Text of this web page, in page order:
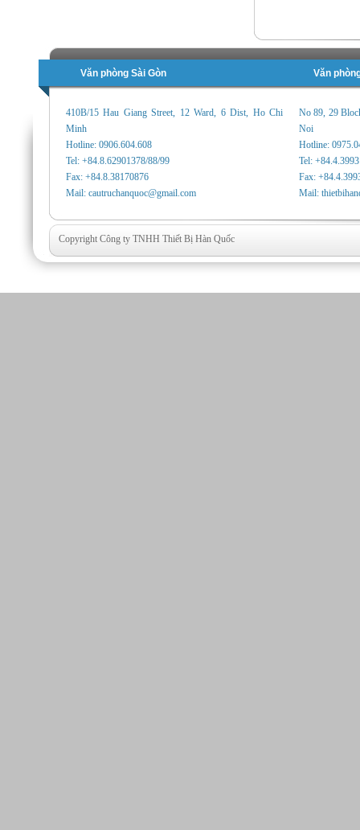
Văn phòng Sài Gòn Văn
410B/15 Hau Giang Street, 12 Ward, 6 Dist, Ho Chi
Minh
Hotline: 0906.604.608
Tel: +84.8.62901378/88/99
Fax: +84.8.38170876
Mail: cautruchanquoc@gmail.com
No 89, 29
Noi
Hotline:
Tel:
Fax:
Mail:
Copyright Công ty TNHH Thiết Bị Hàn Quốc